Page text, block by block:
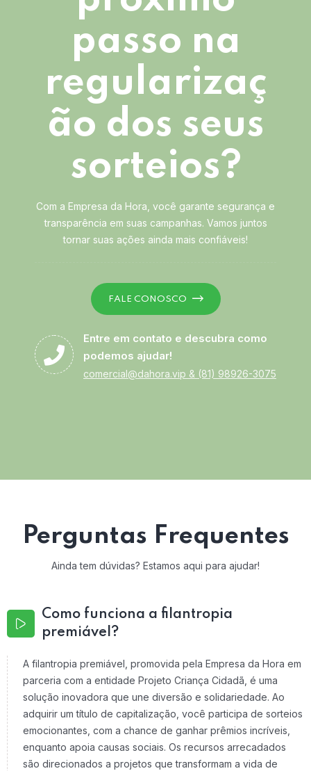
passo na
regularizaç
ão dos seus
sorteios?
Com a Empresa da Hora, você garante segurança e
transparência em suas campanhas. Vamos juntos
tornar suas ações ainda mais confiáveis!
FALE CONOSCO
Entre em contato e descubra como
podemos ajudar!
comercial@dahora.vip & (81) 98926-3075
Perguntas Frequentes
Ainda tem dúvidas? Estamos aqui para ajudar!
Como funciona a filantropia
premiável?
A filantropia premiável, promovida pela Empresa da Hora em
parceria com a entidade Projeto Criança Cidadã, é uma
solução inovadora que une diversão e solidariedade. Ao
adquirir um título de capitalização, você participa de sorteios
emocionantes, com a chance de ganhar prêmios incríveis,
enquanto apoia causas sociais. Os recursos arrecadados
são direcionados a projetos que transformam a vida de